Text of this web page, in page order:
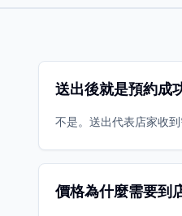
送出後就是預約成
不是。送出代表店家收
價格為什麼需要到